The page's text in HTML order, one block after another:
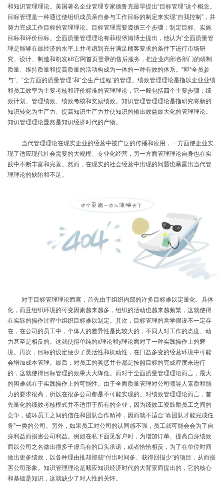
和知识管理理论。美国著名企业管理专家德鲁克最早提出“目标管理”这个概念。
目标管理是一种通过使组织成员亲自参与工作目标的制定来实现“自我控制”，并
努力完成工作目标的管理理论。目标管理需要遵循三个步骤：制定目标、实施
目标和评价目标。全面质量管理理论有菲根堡姆博士提出，他认为“全面质量管
理是能够在最经济的水平上并考虑到充分满足顾客要求的条件下进行市场研
究、设计、制造和凯发k8官网首页登录的售后服务，把企业内部各部门的研制
质量、维持质量和提高质量的活动构成为一体的一种有效的体系。”即“全员参
与”、“全方面的质量管理”和“全生产过程”的管理。绩效管理理论是指以企业业绩
和员工效率为主要考核和评价标准的管理理论，它一般包括四个主要步骤：绩
效计划、管理绩效、绩效考核和奖励绩效。知识管理管理理论是指研究将新的
知识转化为生产力、提高知识生产力并使知识的输出效益最大化的管理理论。
知识管理理论显然是知识经济时代的产物。
当代管理理论在现实企业的经营中被广泛的传播和应用，一方面使企业实
现了适应现代社会需要的大规模、专业化经营，另一方面管理理论自身也在实
践中不断丰富和完善。然而，在现实的社会经营中出现的问题也暴露出当代管
理理论的缺陷和不足。
对于目标管理理论而言，首先由于组织内部的许多目标难以定量化、具体
化，而且组织环境的可变因素越来越多，组织的活动也越来越频繁，这就使得
在实际的操作过程中组织目标难以制定。其次，目标管理的哲学假设不一定存
在，在公司的员工中，个体人的差异性是比较大的，不同人对工作的态度、动
力甚至是相反的。这就使得单纯的x理论和y理论面对了一种实践操作上的窘
境。再次，目标的设定便少了灵活性和机动性，在日益多变的经营环境中可能
会增加成本管理。最后，对员工的奖惩并非都是按照目标的完成程度来进行
的，这就使得目标管理的效果大大降低。而对于全面质量管理理论而言，最大
的困难就在于实践操作上的可能性。由于全面质量管理对公司领导人素质和能
力的要求很高，所以在很多公司都是不可能实现的。对绩效管理理论而言，首
先量化的绩效考核模式并不适用于所有的企业，因为绩效工资鼓励员工之间的
竞争，破坏员工之间的信任和团队合作精神，因而就不适合“靠团队才能完成任
务”一类的公司。另外，如果员工对公司的认同感不强，员工就可能会会为了自
身利益而损害公司利益。例如在私下面见客户时，为增加订单、提高自身绩效
而以公司之名做出很多子虚乌有的口头承诺，或者恰恰相反，为了在单位时间
做出更多绩效，以各种理由推却那些“付出时间多、获得回报少”的项目，从而损
害公司形象。知识管理理论是顺应知识经济时代的大背景而提出的，它的核心
和基础是知识，这就缺少了对人性的关怀。